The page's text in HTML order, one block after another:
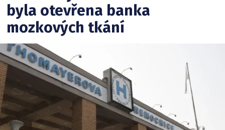
byla otevřena banka
mozkových tkání